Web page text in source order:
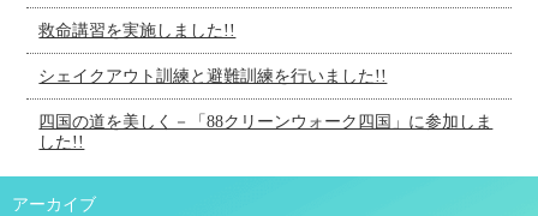
救命講習を実施しました!!
シェイクアウト訓練と避難訓練を行いました!!
四国の道を美しく－「88クリーンウォーク四国」に参加しま
した!!
アーカイブ